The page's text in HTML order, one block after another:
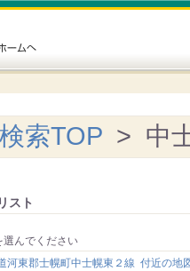
索TOP > 中
スト
選んでください
河東郡士幌町中士幌東２線 付近の地